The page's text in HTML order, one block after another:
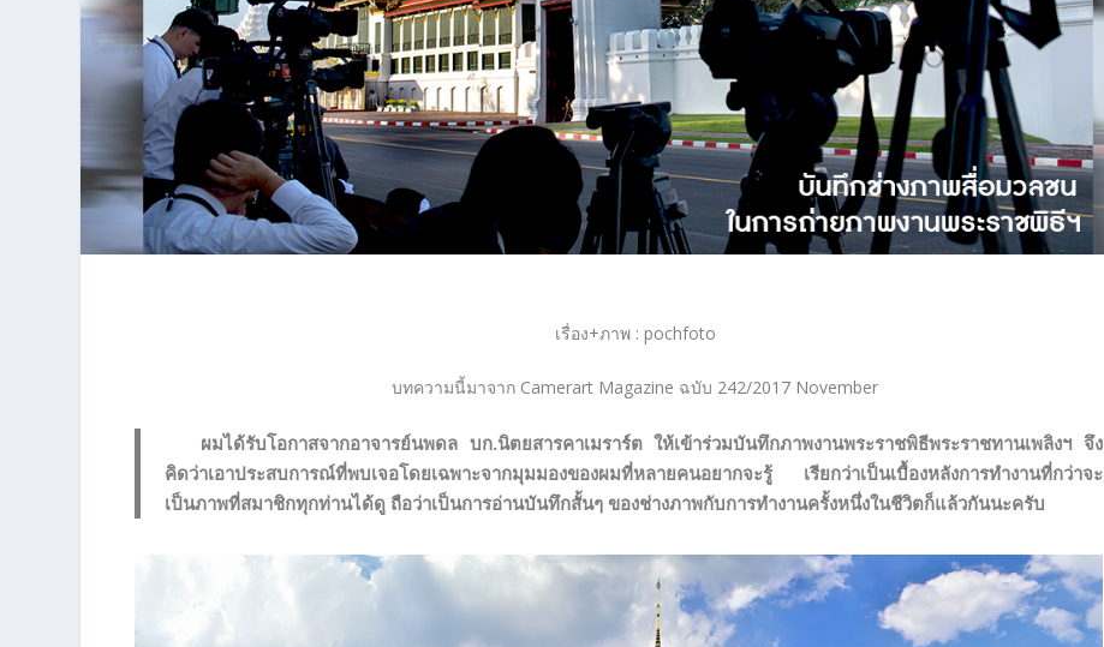
เรื่อง+ภาพ : pochfoto
บทความนี้มาจาก Camerart Magazine ฉบับ 242/2017 November
ผมได้รับโอกาสจากอาจารย์นพดล บก.นิตยสารคาเมราร์ต ให้เข้าร่วมบันทึกภาพงานพระราชพิธีพระราชทานเพลิงฯ จึง
คิดว่าเอาประสบการณ์ที่พบเจอโดยเฉพาะจากมุมมองของผมที่หลายคนอยากจะรู้ เรียกว่าเป็นเบื้องหลังการทำงานที่กว่าจะ
เป็นภาพที่สมาชิกทุกท่านได้ดู ถือว่าเป็นการอ่านบันทึกสั้นๆ ของช่างภาพกับการทำงานครั้งหนึ่งในชีวิตก็แล้วกันนะครับ